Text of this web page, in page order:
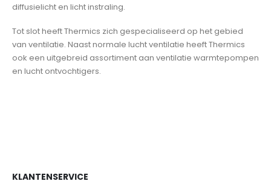
diffusielicht en licht instraling.
Tot slot heeft Thermics zich gespecialiseerd op het gebied
van ventilatie. Naast normale lucht ventilatie heeft Thermics
ook een uitgebreid assortiment aan ventilatie warmtepompen
en lucht ontvochtigers.
KLANTENSERVICE